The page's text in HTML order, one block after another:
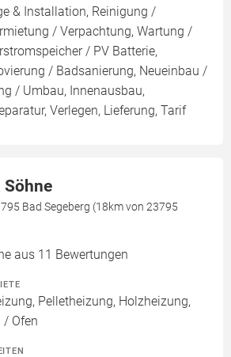
& Installation, Reinigung /
/ Verpachtung, Wartung /
/ PV Batterie,
/ Badsanierung, Neueinbau /
/ Umbau, Innenausbau,
Verlegen, Lieferung, Tarif
Bad Segeberg (18km von 23795
aus 11 Bewertungen
Pelletheizung, Holzheizung,
/ Ofen